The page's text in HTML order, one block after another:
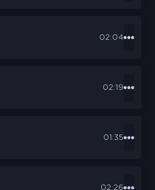
02:04
02:19
01:35
02:26